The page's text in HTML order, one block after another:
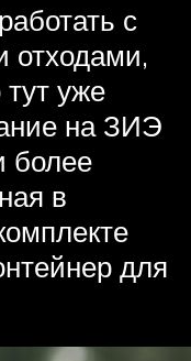
с
отходами,
уже
на ЗИЭ
более
в
для